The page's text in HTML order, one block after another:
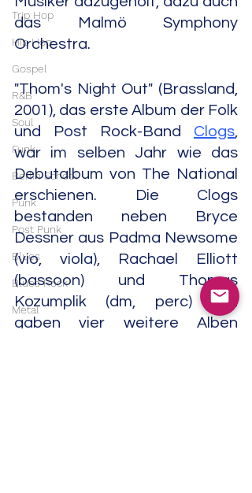
Trip Hop
Hip Hop
Gospel
R&B
Soul
Funk
Berlin School
Punk
Post Punk
Blues
Blues Rock
Metal
das Malmö Symphony
Orchestra.
"Thom's Night Out" (Brassland,
2001), das erste Album der Folk
und Post Rock-Band Clogs,
war im selben Jahr wie das
Debutalbum von The National
erschienen. Die Clogs
bestanden neben Bryce
Dessner aus Padma Newsome
(vio, viola), Rachael Elliott
(bassoon) und Thomas
Kozumplik (dm, perc) und
gaben vier weitere Alben